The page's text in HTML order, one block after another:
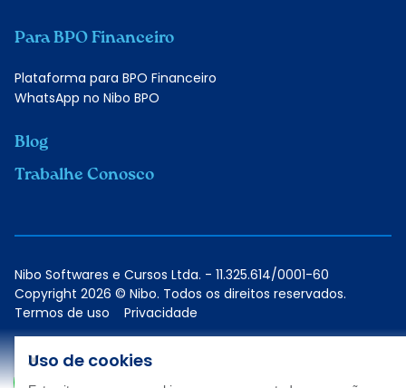
Para BPO Financeiro
Plataforma para BPO Financeiro
WhatsApp no Nibo BPO
Blog
Trabalhe Conosco
Termos de uso Privacidade
Copyright 2026 © Nibo. Todos os direitos reservados.
Nibo Softwares e Cursos Ltda. - 11.325.614/0001-60
Uso de cookies
Conheça as soluções do Nibo